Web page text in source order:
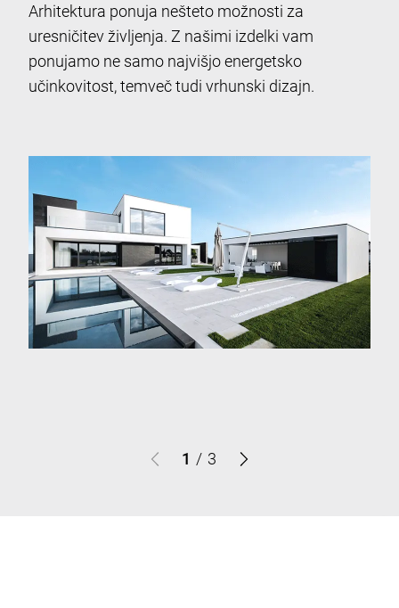
Arhitektura ponuja nešteto možnosti za
uresničitev življenja. Z našimi izdelki vam
ponujamo ne samo najvišjo energetsko
učinkovitost, temveč tudi vrhunski dizajn.
1 / 3